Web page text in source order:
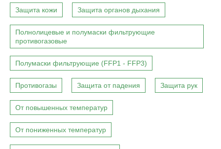
Защита кожи Защита органов дыхания
Полнолицевые и полумаски фильтрующие
противогазовые
Полумаски фильтрующие (FFP1 - FFP3)
Противогазы Защита от падения Защита рук
От повышенных температур
От пониженных температур